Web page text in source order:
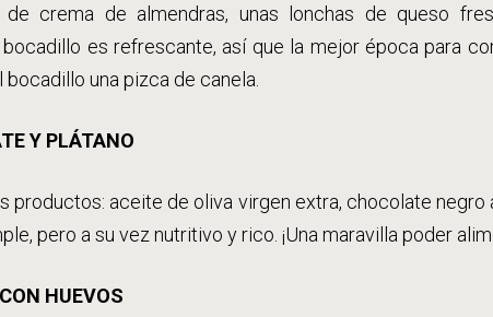
crema de almendras, unas lonchas de queso
es refrescante, así que la mejor época para
una pizca de canela.
Y PLÁTANO
productos: aceite de oliva virgen extra, chocolate negro
pero a su vez nutritivo y rico. ¡Una maravilla poder
HUEVOS